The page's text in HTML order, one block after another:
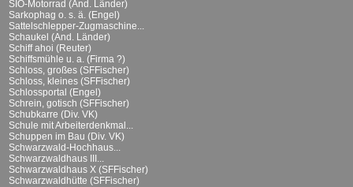
SIO-Motorrad (And. Länder)
Sarkophag o. s. ä. (Engel)
Sattelschlepper-Zugmaschine...
Schaukel (And. Länder)
Schiff ahoi (Reuter)
Schiffsmühle u. a. (Firma ?)
Schloss, großes (SFFischer)
Schloss, kleines (SFFischer)
Schlossportal (Engel)
Schrein, gotisch (SFFischer)
Schubkarre (Div. VK)
Schule mit Arbeiterdenkmal...
Schuppen im Bau (Div. VK)
Schwarzwald-Hochhaus...
Schwarzwaldhaus III...
Schwarzwaldhaus X (SFFischer)
Schwarzwaldhütte (SFFischer)